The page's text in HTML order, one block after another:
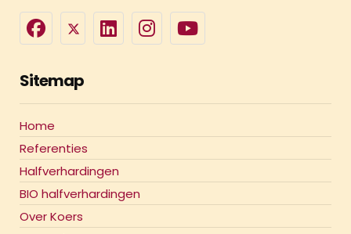
Sitemap
Home
Referenties
Halfverhardingen
BIO halfverhardingen
Over Koers